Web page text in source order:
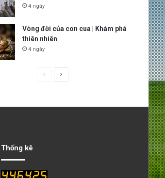
4 ngày
Vòng đời của con cua | Khám phá
thiên nhiên
4 ngày
s
Thống kê